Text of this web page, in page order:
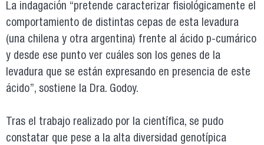
La indagación “pretende caracterizar fisiológicamente el
comportamiento de distintas cepas de esta levadura
(una chilena y otra argentina) frente al ácido p-cumárico
y desde ese punto ver cuáles son los genes de la
levadura que se están expresando en presencia de este
ácido”, sostiene la Dra. Godoy.
Tras el trabajo realizado por la científica, se pudo
constatar que pese a la alta diversidad genotípica